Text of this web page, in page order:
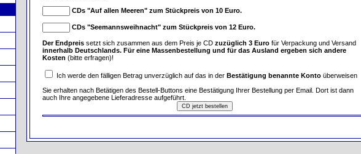
CDs "Auf allen Meeren" zum Stückpreis von 10 Euro.
CDs "Seemannsweihnacht" zum Stückpreis von 12 Euro.
Der Endpreis setzt sich zusammen aus dem Preis je CD zuzüglich 3 Euro für Verpackung und Versand
innerhalb Deutschlands. Für eine Massenbestellung und für das Ausland ergeben sich andere
Kosten (bitte erfragen)!
Ich werde den fälligen Betrag unverzüglich auf das in der Bestätigung benannte Konto überweisen
Sie erhalten nach Betätigen des Bestell-Buttons eine Bestätigung Ihrer Bestellung per Email. Dort ist dann
auch Ihre angegebene Lieferadresse aufgeführt.